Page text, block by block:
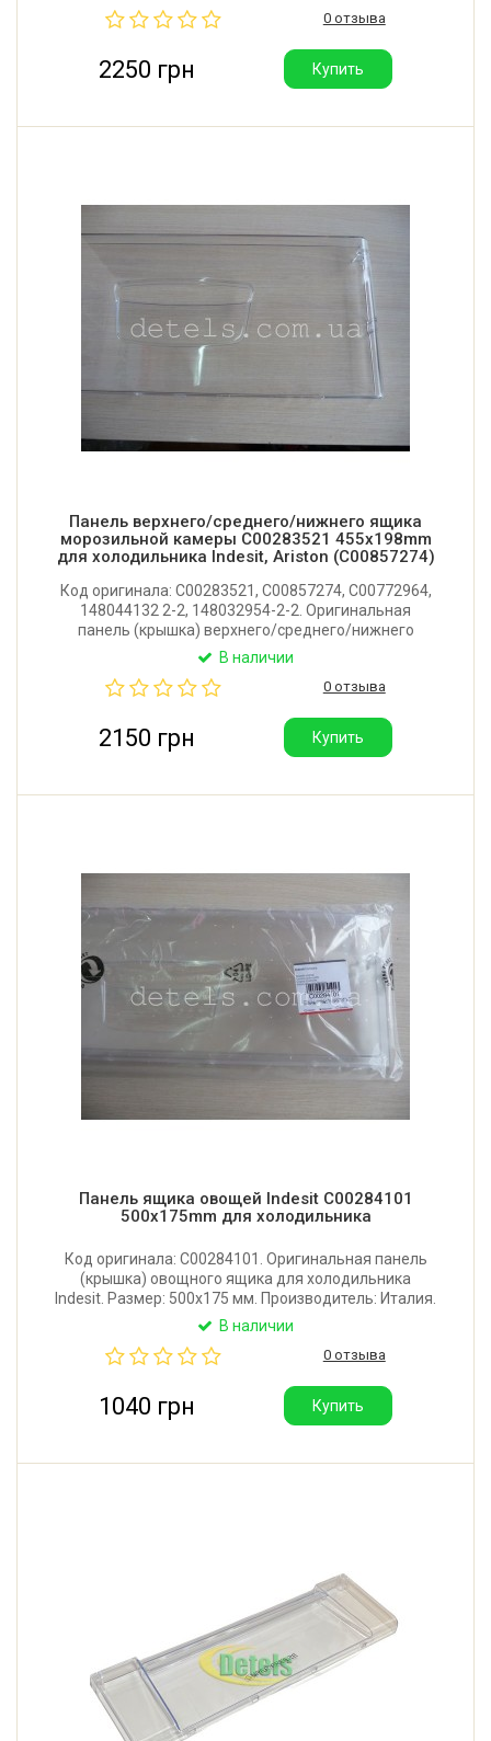
0 отзыва
2250 грн Купить
Панель верхнего/среднего/нижнего ящика
морозильной камеры C00283521 455x198mm
для холодильника Indesit, Ariston (C00857274)
Код оригинала: C00283521, C00857274, C00772964,
148044132 2-2, 148032954-2-2. Оригинальная
панель (крышка) верхнего/среднего/нижнего
ящика морозильной камеры для холодильника
Производитель: Италия.
В наличии
0 отзыва
2150 грн Купить
Панель ящика овощей Indesit C00284101
500x175mm для холодильника
Код оригинала: C00284101. Оригинальная панель
(крышка) овощного ящика для холодильника
Indesit. Размер: 500x175 мм. Производитель: Италия.
В наличии
0 отзыва
1040 грн Купить